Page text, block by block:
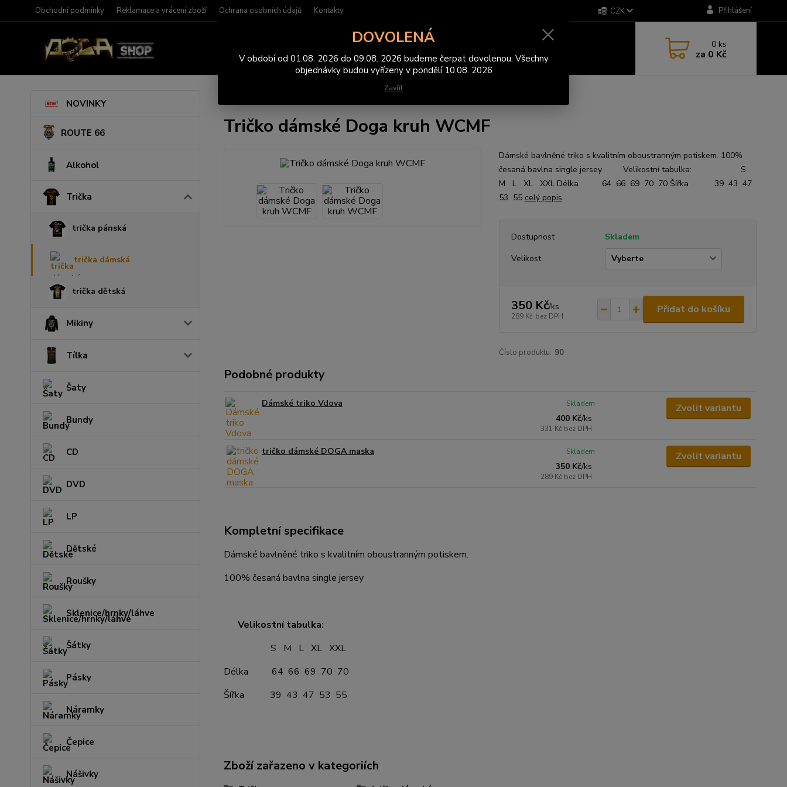
Obchodní podmínky Reklamace a vrácení zboží Ochrana osobních údajů Kontakty CZK Přihlášení
0 ks
za 0 Kč
NOVINKY
ROUTE 66
Alkohol
Trička
trička pánská
trička dámská
trička dětská
Mikiny
Tílka
Šaty
Bundy
CD
DVD
LP
Dětské
Roušky
Sklenice/hrnky/láhve
Šátky
Pásky
Náramky
Čepice
Nášivky
Tričko dámské Doga kruh WCMF
Dámské bavlněné triko s kvalitním oboustranným potiskem. 100%
česaná bavlna single jersey Velikostní tabulka: S
M L XL XXL Délka 64 66 69 70 70 Šířka 39 43 47
53 55 celý popis
Dostupnost
Skladem
Velikost
350 Kč/ks
289 Kč bez DPH
Přidat do košíku
Číslo produktu: 90
Podobné produkty
Dámské triko Vdova
400 Kč/ks
331 Kč bez DPH
Skladem Zvolit variantu
tričko dámské DOGA maska
350 Kč/ks
289 Kč bez DPH
Skladem Zvolit variantu
Kompletní specifikace
Dámské bavlněné triko s kvalitním oboustranným potiskem.
100% česaná bavlna single jersey
Velikostní tabulka:
S M L XL XXL
Délka 64 66 69 70 70
Šířka 39 43 47 53 55
Zboží zařazeno v kategoriích
DOVOLENÁ
V období od 01.08. 2026 do 09.08. 2026 budeme čerpat dovolenou. Všechny
objednávky budou vyřízeny v pondělí 10.08. 2026
Zavřít